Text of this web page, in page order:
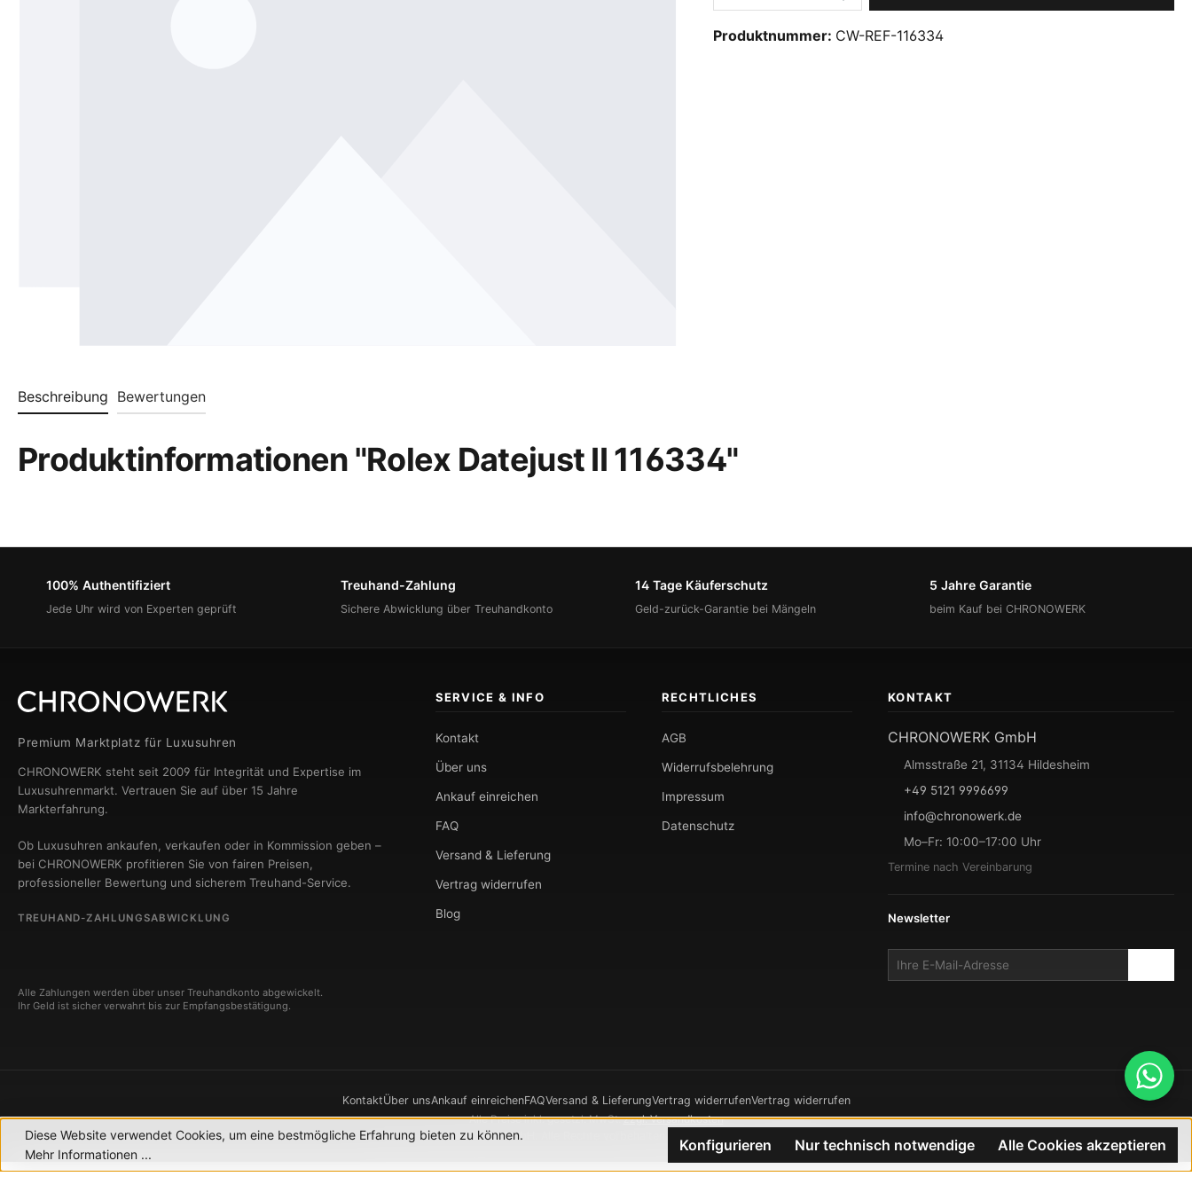
Produktnummer: CW-REF-116334
Beschreibung Bewertungen
Produktinformationen "Rolex Datejust II 116334"
100% Authentifiziert
Jede Uhr wird von Experten geprüft
Treuhand-Zahlung
Sichere Abwicklung über Treuhandkonto
14 Tage Käuferschutz
Geld-zurück-Garantie bei Mängeln
5 Jahre Garantie
beim Kauf bei CHRONOWERK
Premium Marktplatz für Luxusuhren
CHRONOWERK steht seit 2009 für Integrität und Expertise im
Luxusuhrenmarkt. Vertrauen Sie auf über 15 Jahre
Markterfahrung.
Ob Luxusuhren ankaufen, verkaufen oder in Kommission geben –
bei CHRONOWERK profitieren Sie von fairen Preisen,
professioneller Bewertung und sicherem Treuhand-Service.
TREUHAND-ZAHLUNGSABWICKLUNG
Alle Zahlungen werden über unser Treuhandkonto abgewickelt.
Ihr Geld ist sicher verwahrt bis zur Empfangsbestätigung.
SERVICE & INFO
Kontakt
Über uns
Ankauf einreichen
FAQ
Versand & Lieferung
Vertrag widerrufen
Blog
RECHTLICHES
AGB
Widerrufsbelehrung
Impressum
Datenschutz
KONTAKT
CHRONOWERK GmbH
Almsstraße 21, 31134 Hildesheim
+49 5121 9996699
info@chronowerk.de
Mo–Fr: 10:00–17:00 Uhr
Termine nach Vereinbarung
Newsletter
KontaktÜber unsAnkauf einreichenFAQVersand & LieferungVertrag widerrufenVertrag widerrufen
Alle Preise inkl. gesetzl. MwSt.zzgl. Versandkosten
© 2026 CHRONOWERK GmbH. Alle Rechte vorbehalten.
Realisierung durch
Diese Website verwendet Cookies, um eine bestmögliche Erfahrung bieten zu können.
Mehr Informationen ...
Nur technisch notwendige
Konfigurieren Alle Cookies akzeptieren